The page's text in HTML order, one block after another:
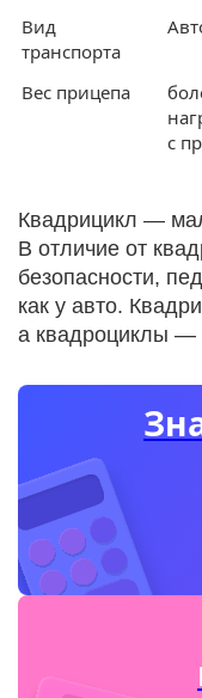
Вид
транспорта
Вес прицепа
с
Квадрицикл —
В отличие от
безопасности,
как у авто.
а квадроциклы —